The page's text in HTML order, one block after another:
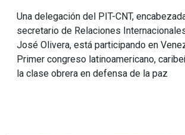
Una delegación del PIT-CNT,
secretario de Relaciones
José Olivera, está participando en
Primer congreso latinoamericano,
la clase obrera en defensa de la paz